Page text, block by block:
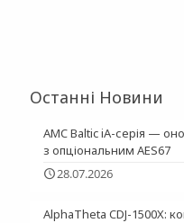
Останні Новини
AMC Baltic iA-серія —
з опціональним AES67
28.07.2026
AlphaTheta CDJ-1500X: